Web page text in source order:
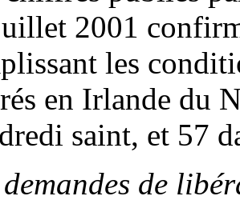
2001
les
en Irlande du
saint, et 57
de